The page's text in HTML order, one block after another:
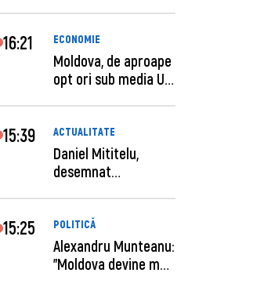
16:21 ECONOMIE
Moldova, de aproape
opt ori sub media UE
15:39 ACTUALITATE
Daniel Mititelu,
desemnat
15:25 POLITICĂ
Alexandru Munteanu:
"Moldova devine mai